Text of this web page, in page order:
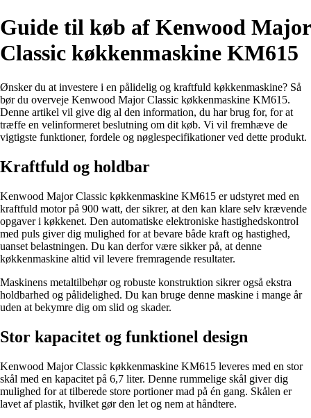
Guide til køb af Kenwood Major
Classic køkkenmaskine KM615
Ønsker du at investere i en pålidelig og kraftfuld køkkenmaskine? Så
bør du overveje Kenwood Major Classic køkkenmaskine KM615.
Denne artikel vil give dig al den information, du har brug for, for at
træffe en velinformeret beslutning om dit køb. Vi vil fremhæve de
vigtigste funktioner, fordele og nøglespecifikationer ved dette produkt.
Kraftfuld og holdbar
Kenwood Major Classic køkkenmaskine KM615 er udstyret med en
kraftfuld motor på 900 watt, der sikrer, at den kan klare selv krævende
opgaver i køkkenet. Den automatiske elektroniske hastighedskontrol
med puls giver dig mulighed for at bevare både kraft og hastighed,
uanset belastningen. Du kan derfor være sikker på, at denne
køkkenmaskine altid vil levere fremragende resultater.
Maskinens metaltilbehør og robuste konstruktion sikrer også ekstra
holdbarhed og pålidelighed. Du kan bruge denne maskine i mange år
uden at bekymre dig om slid og skader.
Stor kapacitet og funktionel design
Kenwood Major Classic køkkenmaskine KM615 leveres med en stor
skål med en kapacitet på 6,7 liter. Denne rummelige skål giver dig
mulighed for at tilberede store portioner mad på én gang. Skålen er
lavet af plastik, hvilket gør den let og nem at håndtere.